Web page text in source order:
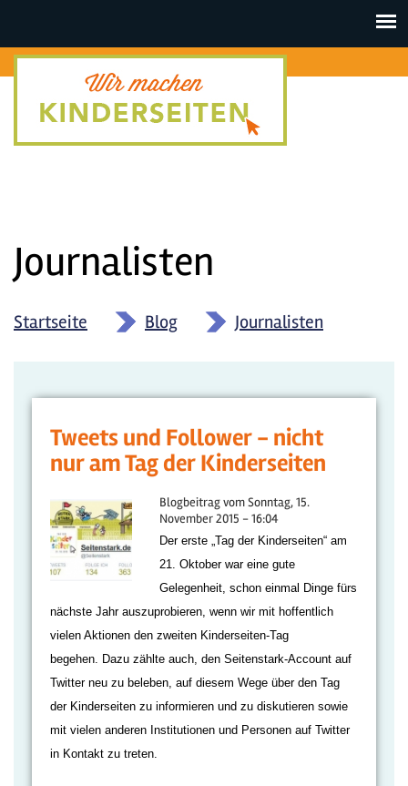
Toggle
Journalisten
Startseite » Blog » Journalisten
Tweets und Follower - nicht
nur am Tag der Kinderseiten
Blogbeitrag vomSonntag, 15.
November 2015 - 16:04
Der erste „Tag der Kinderseiten“ am
21. Oktober war eine gute
Gelegenheit, schon einmal Dinge fürs
nächste Jahr auszuprobieren, wenn wir mit hoffentlich
vielen Aktionen den zweiten Kinderseiten-Tag
begehen. Dazu zählte auch, den Seitenstark-Account auf
Twitter neu zu beleben, auf diesem Wege über den Tag
der Kinderseiten zu informieren und zu diskutieren sowie
mit vielen anderen Institutionen und Personen auf Twitter
in Kontakt zu treten.